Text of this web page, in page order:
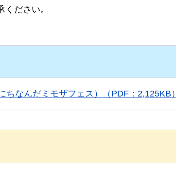
ださい。
なんだミモザフェス）（PDF：2,125KB）